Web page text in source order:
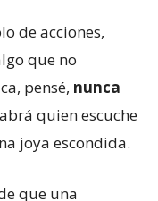
de acciones,
que no
pensé, nunca
quien escuche
joya escondida.
que una